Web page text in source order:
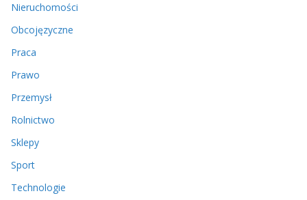
Nieruchomości
Obcojęzyczne
Praca
Prawo
Przemysł
Rolnictwo
Sklepy
Sport
Technologie